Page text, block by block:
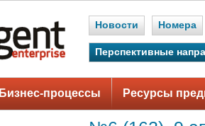
Новости Номера
Перспективные
Бизнес-процессы Ресурсы